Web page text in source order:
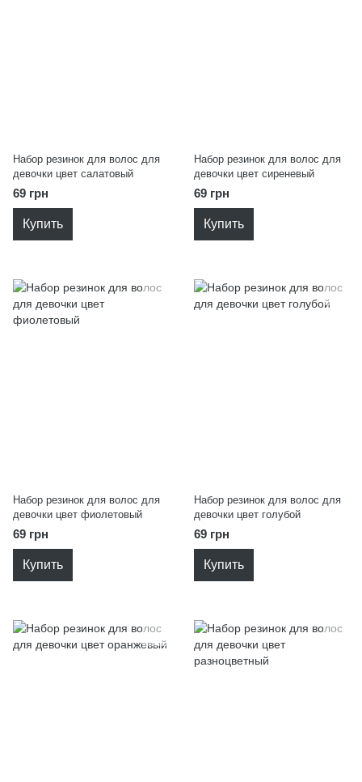
Набор резинок для волос для
девочки цвет салатовый
69 грн
Купить
Набор резинок для волос для
девочки цвет сиреневый
69 грн
Купить
Набор резинок для волос для
девочки цвет фиолетовый
69 грн
Купить
Набор резинок для волос для
девочки цвет голубой
69 грн
Купить